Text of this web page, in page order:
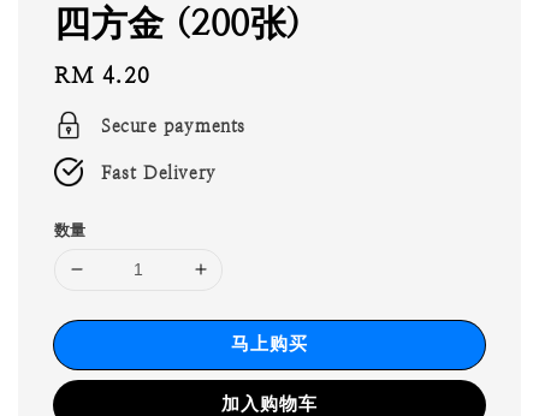
四方金 (200张)
Regular
price
RM 4.20
Secure payments
Fast Delivery
数量
马上购买
加入购物车